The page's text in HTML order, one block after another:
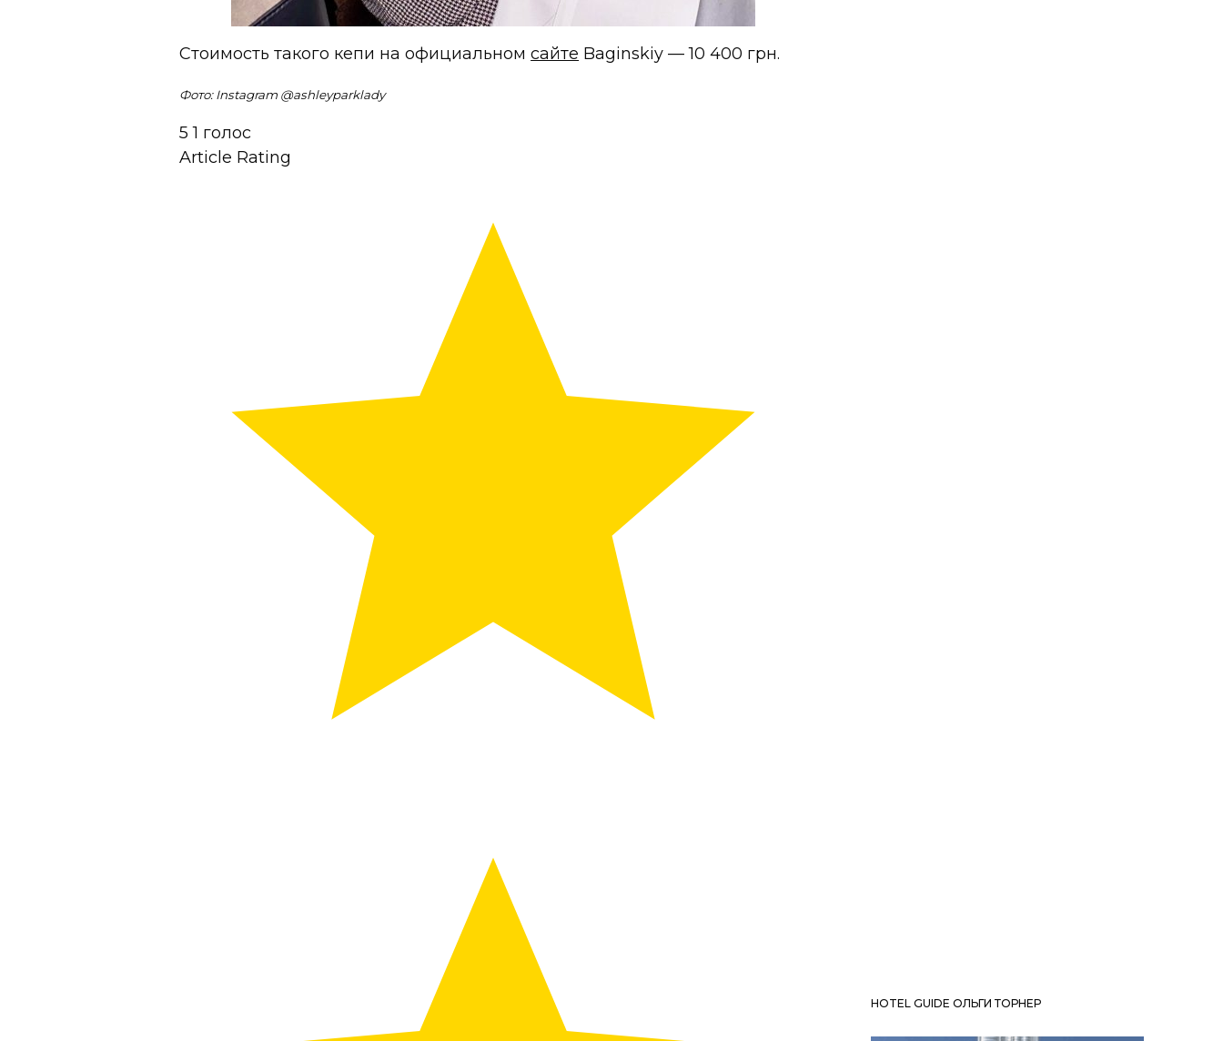
Стоимость такого кепи на официальномсайте Baginskiy — 10 400 грн.
Фото: Instagram @ashleyparklady
5 1 голос
Article Rating
HOTEL GUIDE ОЛЬГИ ТОРНЕР